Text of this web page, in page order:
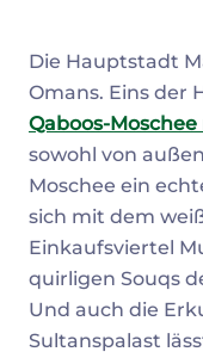
Die Hauptstadt
Omans. Eins der
Qaboos-
sowohl von
Moschee ein
sich mit dem
Einkaufsviertel
quirligen Souqs
Und auch die
Sultanspalast